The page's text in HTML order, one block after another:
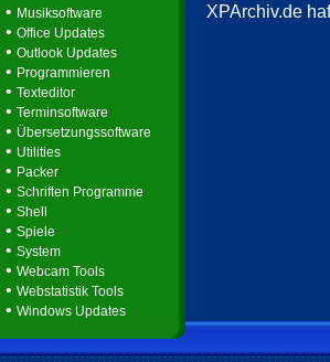
• Musiksoftware
• Office Updates
• Outlook Updates
• Programmieren
• Texteditor
• Terminsoftware
• Übersetzungssoftware
• Utilities
• Packer
• Schriften Programme
• Shell
• Spiele
• System
• Webcam Tools
• Webstatistik Tools
• Windows Updates
XPArchiv.de